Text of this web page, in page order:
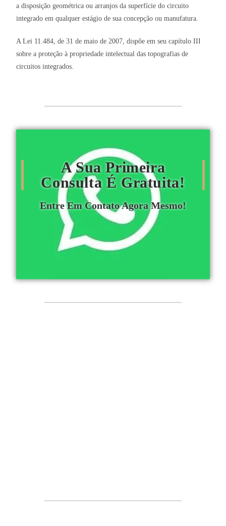
a disposição geométrica ou arranjos da superfície do circuito
integrado em qualquer estágio de sua concepção ou manufatura.
A Lei 11.484, de 31 de maio de 2007, dispõe em seu capítulo III
sobre a proteção à propriedade intelectual das topografias de
circuitos integrados.
A Sua Primeira
Consulta É Gratuita!
Entre Em Contato Agora Mesmo!